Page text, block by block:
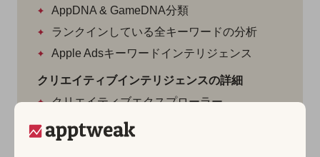
AppDNA & GameDNA分類
ランクインしている全キーワードの分析
Apple Adsキーワードインテリジェンス
クリエイティブインテリジェンスの詳細
クリエイティブエクスプローラー
CPP & CSL Explorer
アプリ内イベントエクスプローラー